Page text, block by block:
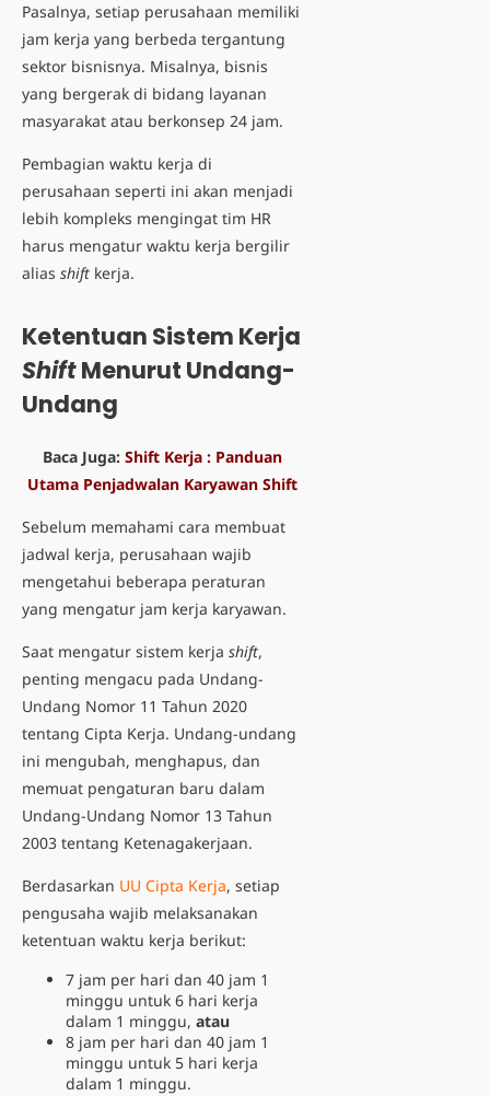
Pasalnya, setiap perusahaan memiliki
jam kerja yang berbeda tergantung
sektor bisnisnya. Misalnya, bisnis
yang bergerak di bidang layanan
masyarakat atau berkonsep 24 jam.
Pembagian waktu kerja di
perusahaan seperti ini akan menjadi
lebih kompleks mengingat tim HR
harus mengatur waktu kerja bergilir
alias shift kerja.
Ketentuan Sistem Kerja
ShiftMenurut Undang-
Undang
Baca Juga: Shift Kerja : Panduan
Utama Penjadwalan Karyawan Shift
Sebelum memahami cara membuat
jadwal kerja, perusahaan wajib
mengetahui beberapa peraturan
yang mengatur jam kerja karyawan.
Saat mengatur sistem kerja shift,
penting mengacu pada Undang-
Undang Nomor 11 Tahun 2020
tentang Cipta Kerja. Undang-undang
ini mengubah, menghapus, dan
memuat pengaturan baru dalam
Undang-Undang Nomor 13 Tahun
2003 tentang Ketenagakerjaan.
Berdasarkan UU Cipta Kerja, setiap
pengusaha wajib melaksanakan
ketentuan waktu kerja berikut:
7 jam per hari dan 40 jam 1
minggu untuk 6 hari kerja
dalam 1 minggu, atau
8 jam per hari dan 40 jam 1
minggu untuk 5 hari kerja
dalam 1 minggu.